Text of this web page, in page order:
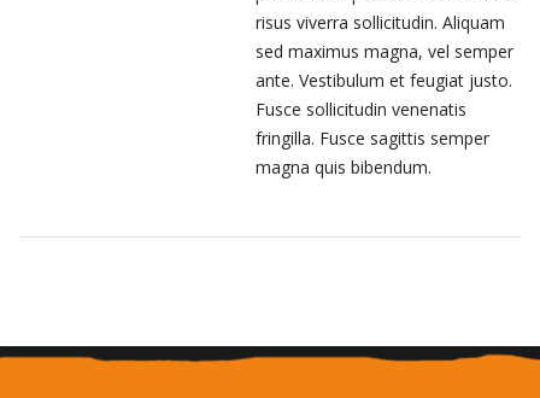
risus viverra sollicitudin. Aliquam
sed maximus magna, vel semper
ante. Vestibulum et feugiat justo.
Fusce sollicitudin venenatis
fringilla. Fusce sagittis semper
magna quis bibendum.